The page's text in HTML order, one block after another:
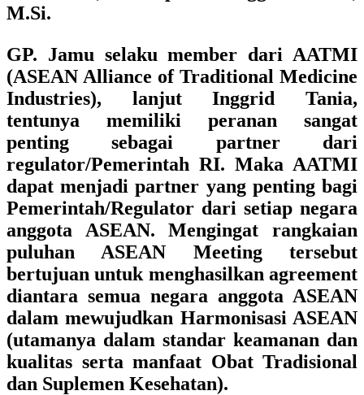
M.Si.
GP. Jamu selaku member dari AATMI
(ASEAN Alliance of Traditional Medicine
Industries), lanjut Inggrid Tania,
tentunya memiliki peranan sangat
penting sebagai partner dari
regulator/Pemerintah RI. Maka AATMI
dapat menjadi partner yang penting bagi
Pemerintah/Regulator dari setiap negara
anggota ASEAN. Mengingat rangkaian
puluhan ASEAN Meeting tersebut
bertujuan untuk menghasilkan agreement
diantara semua negara anggota ASEAN
dalam mewujudkan Harmonisasi ASEAN
(utamanya dalam standar keamanan dan
kualitas serta manfaat Obat Tradisional
dan Suplemen Kesehatan).